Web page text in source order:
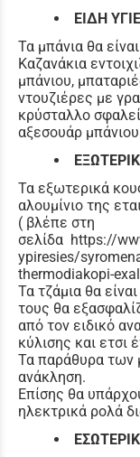
ΕΙΔΗ
Τα μπάνια θα
Καζανάκια
μπάνιου,
ντουζιέρες με
κρύσταλλο
αξεσουάρ
Τα εξωτερικά
αλουμίνιο της
( βλέπε στη
σελίδα https://
ypiresies/
thermodiakopi-
Τα τζάμια θα
τους θα
από τον ειδικό
κύλισης και
Τα παράθυρα των
ανάκληση.
Επίσης θα
ηλεκτρικά ρολά